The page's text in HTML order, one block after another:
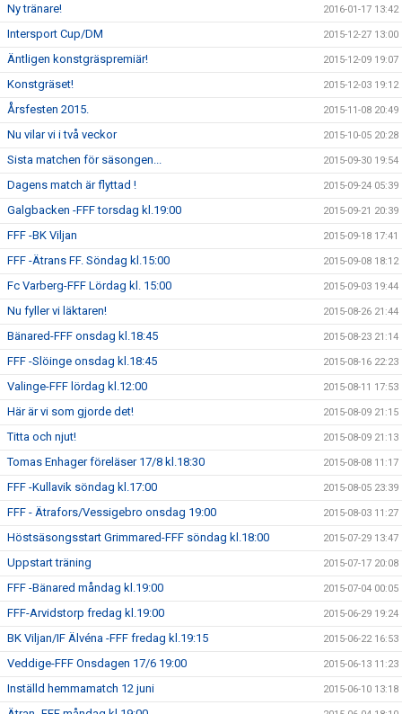
Ny tränare! 2016-01-17 13:42
Intersport Cup/DM 2015-12-27 13:00
Äntligen konstgräspremiär! 2015-12-09 19:07
Konstgräset! 2015-12-03 19:12
Årsfesten 2015. 2015-11-08 20:49
Nu vilar vi i två veckor 2015-10-05 20:28
Sista matchen för säsongen... 2015-09-30 19:54
Dagens match är flyttad ! 2015-09-24 05:39
Galgbacken -FFF torsdag kl.19:00 2015-09-21 20:39
FFF -BK Viljan 2015-09-18 17:41
FFF -Ätrans FF. Söndag kl.15:00 2015-09-08 18:12
Fc Varberg-FFF Lördag kl. 15:00 2015-09-03 19:44
Nu fyller vi läktaren! 2015-08-26 21:44
Bänared-FFF onsdag kl.18:45 2015-08-23 21:14
FFF -Slöinge onsdag kl.18:45 2015-08-16 22:23
Valinge-FFF lördag kl.12:00 2015-08-11 17:53
Här är vi som gjorde det! 2015-08-09 21:15
Titta och njut! 2015-08-09 21:13
Tomas Enhager föreläser 17/8 kl.18:30 2015-08-08 11:17
FFF -Kullavik söndag kl.17:00 2015-08-05 23:39
FFF - Ätrafors/Vessigebro onsdag 19:00 2015-08-03 11:27
Höstsäsongsstart Grimmared-FFF söndag kl.18:00 2015-07-29 13:47
Uppstart träning 2015-07-17 20:08
FFF -Bänared måndag kl.19:00 2015-07-04 00:05
FFF-Arvidstorp fredag kl.19:00 2015-06-29 19:24
BK Viljan/IF Älvéna -FFF fredag kl.19:15 2015-06-22 16:53
Veddige-FFF Onsdagen 17/6 19:00 2015-06-13 11:23
Inställd hemmamatch 12 juni 2015-06-10 13:18